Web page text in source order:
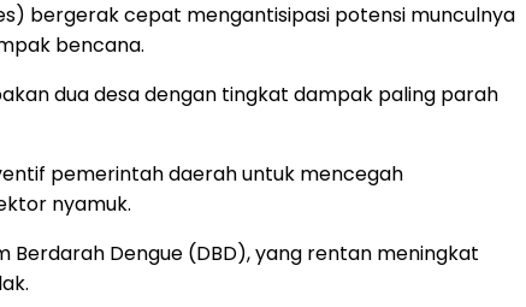
bergerak cepat mengantisipasi potensi munculnya
bencana.
dua desa dengan tingkat dampak paling parah
pemerintah daerah untuk mencegah
nyamuk.
Berdarah Dengue (DBD), yang rentan meningkat